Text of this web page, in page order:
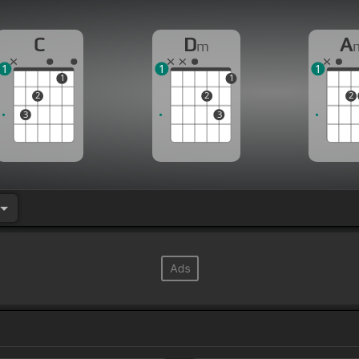
C
3
2
1
1
Dm
2
3
1
1
A
2
1